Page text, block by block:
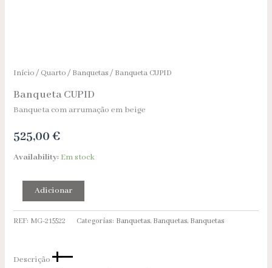
Início/ Quarto/ Banquetas/ Banqueta CUPID
Banqueta CUPID
Banqueta com arrumação em beige
525,00€
Availability: Em stock
Adicionar
REF: MG-215522 Categorias: Banquetas, Banquetas, Banquetas
Descrição